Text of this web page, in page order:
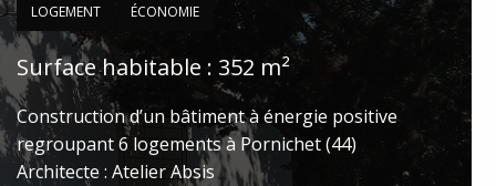
LOGEMENT ÉCONOMIE
Surface habitable : 352 m²
Construction d’un bâtiment à énergie positive
regroupant 6 logements à Pornichet (44)
Architecte : Atelier Absis